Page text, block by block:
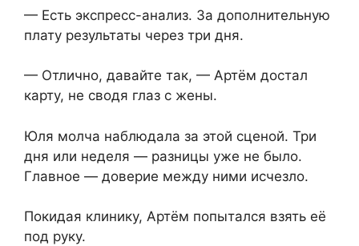
— Есть экспресс-анализ. За дополнительную
плату результаты через три дня.
— Отлично, давайте так, — Артём достал
карту, не сводя глаз с жены.
Юля молча наблюдала за этой сценой. Три
дня или неделя — разницы уже не было.
Главное — доверие между ними исчезло.
Покидая клинику, Артём попытался взять её
под руку.